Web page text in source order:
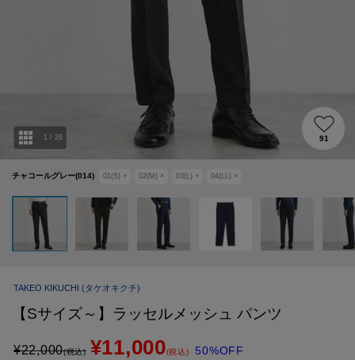
チャコールグレー(014) 01(S) × 02(M) × 03(L) × 04(LL) ×
1 / 26 91
TAKEO KIKUCHI (タケオキクチ)
【Sサイズ～】ラッセルメッシュ パンツ
¥22,000(税込) ¥11,000(税込) 50%OFF